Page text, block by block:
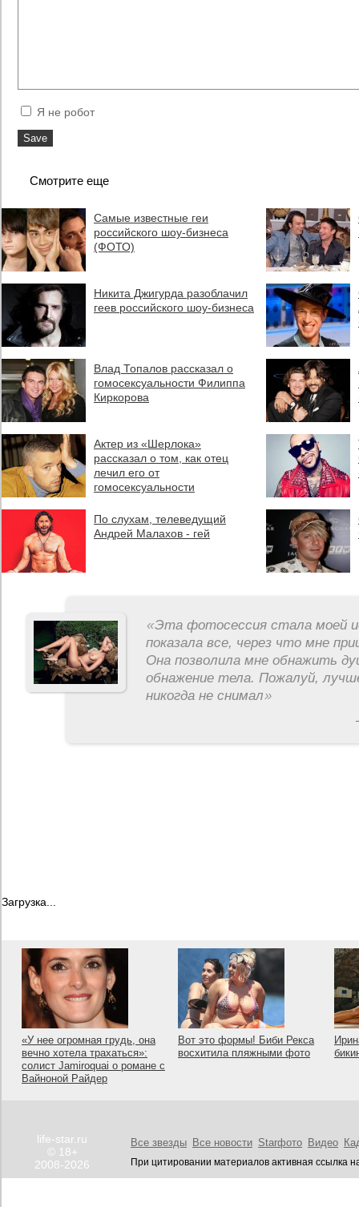
Я не робот
Смотрите еще
Самые известные геи
российского шоу-бизнеса
(ФОТО)
Никита Джигурда разоблачил
геев российского шоу-бизнеса
Влад Топалов рассказал о
гомосексуальности Филиппа
Киркорова
Актер из «Шерлока»
рассказал о том, как отец
лечил его от
гомосексуальности
По слухам, телеведущий
Андрей Малахов - гей
«Эта фотосессия стала моей
показала все, через что мне
Она позволила мне обнажить
обнажение тела. Пожалуй,
никогда не снимал»
Загрузка...
«У нее огромная грудь, она
вечно хотела трахаться»:
солист Jamiroquai о романе с
Вайноной Райдер
Вот это формы! Биби Рекса
восхитила пляжными фото
life-star.ru
© 18+
2008-2026
Все звезды Все новости Starфото Видео
При цитировании материалов активная ссылка